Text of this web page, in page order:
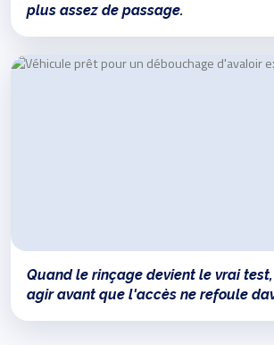
plus assez de passage.
Quand le rinçage devient le vrai
agir avant que l'accès ne refoule